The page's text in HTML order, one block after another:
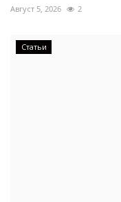
Август 5, 2026 2
Статьи